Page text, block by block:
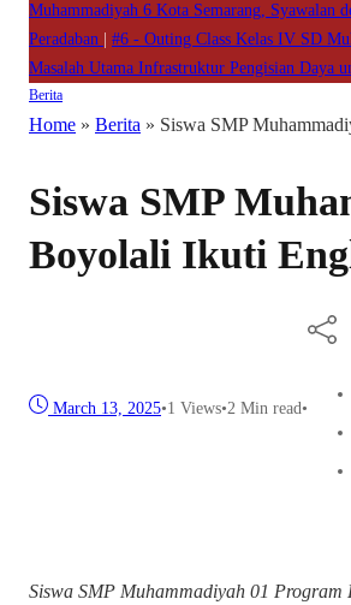
Muhammadiyah 6 Kota Semarang, Syawalan
Peradaban
#6 - Outing Class Kelas IV SD
Masalah Utama Infrastruktur Pengisian
Berita
Home » Berita » Siswa SMP
Siswa SMP
Boyolali Ikuti
March 13, 2025•1 Views•2 Min read•
Siswa SMP Muhammadiyah 01